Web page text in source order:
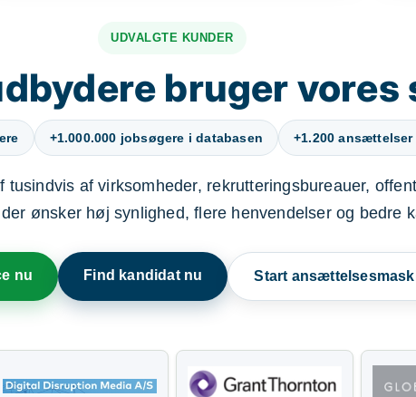
UDVALGTE KUNDER
bruger vores
+1.000.000 jobsøgere i databasen +1.200
tusindvis af virksomheder, rekrutteringsbureauer,
ønsker høj synlighed, flere henvendelser og bedre
nu Find kandidat nu Start